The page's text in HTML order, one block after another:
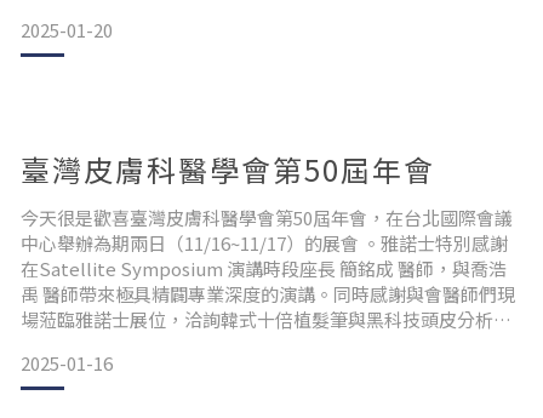
的講述。同時感謝與會醫師蒞臨雅諾士展位，參觀洽詢與訂購
產品。#第29次春季美容醫學國際學術研討會暨會員代表大會 #
2025-01-20
臺灣皮膚科醫學會第50屆年會
今天很是歡喜臺灣皮膚科醫學會第50屆年會，在台北國際會議
中心舉辦為期兩日（11/16~11/17）的展會 。雅諾士特別感謝
在Satellite Symposium 演講時段座長 簡銘成 醫師，與喬浩
禹 醫師帶來極具精闢專業深度的演講。同時感謝與會醫師們現
場蒞臨雅諾士展位，洽詢韓式十倍植髮筆與黑科技頭皮分析檢
年會 #AROUSE雅諾士 #十倍植髮筆 #頭皮分析檢測儀 #盈發
Pro #生髮 #落髮 #醫師推薦 #掉髮治療 #養髮秘訣 #
2025-01-16